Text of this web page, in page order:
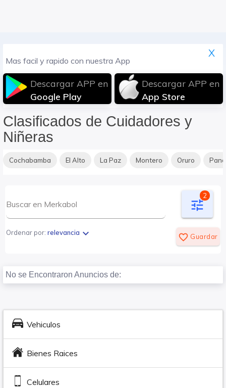
Mas facil y rapido con nuestra App
Descargar APP en
Google Play
Descargar APP en
App Store
X
Clasificados de Cuidadores y
Niñeras
Cochabamba El Alto La Paz Montero Oruro
tune
2
Ordenar por: relevancia expand_more favorite_border Guardar
No se Encontraron Anuncios de:
Vehiculos
Bienes Raices
Celulares